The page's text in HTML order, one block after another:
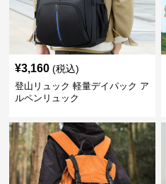
¥3,160 (税込)
登山リュック 軽量デイパック ア
ルペンリュック